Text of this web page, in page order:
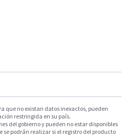
que no existan datos inexactos, pueden
restringida en su país.
del gobierno y pueden no estar disponibles
podrán realizar si el registro del producto